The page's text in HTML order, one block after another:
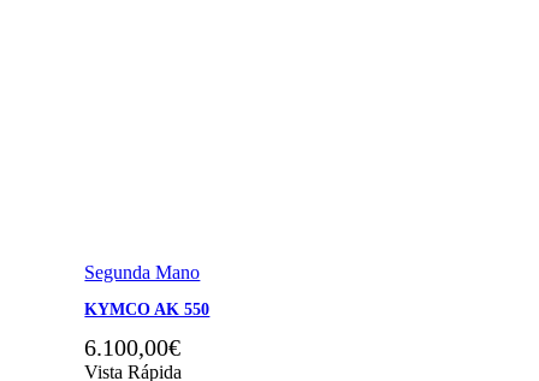
Segunda Mano
KYMCO AK 550
6.100,00€
Vista Rápida